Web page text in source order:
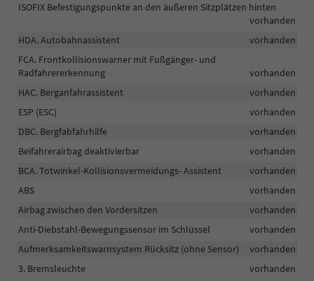
ISOFIX Befestigungspunkte an den äußeren Sitzplätzen hinten
vorhanden
HDA. Autobahnassistent
vorhanden
FCA. Frontkollisionswarner mit Fußgänger- und
Radfahrererkennung
vorhanden
HAC. Berganfahrassistent
vorhanden
ESP (ESC)
vorhanden
DBC. Bergfabfahrhilfe
vorhanden
Beifahrerairbag deaktivierbar
vorhanden
BCA. Totwinkel-Kollisionsvermeidungs- Assistent
vorhanden
ABS
vorhanden
Airbag zwischen den Vordersitzen
vorhanden
Anti-Diebstahl-Bewegungssensor im Schlüssel
vorhanden
Aufmerksamkeitswarnsystem Rücksitz (ohne Sensor)
vorhanden
3. Bremsleuchte
vorhanden